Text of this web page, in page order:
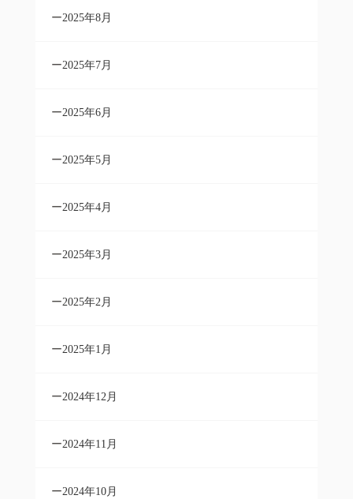
2025年8月
2025年7月
2025年6月
2025年5月
2025年4月
2025年3月
2025年2月
2025年1月
2024年12月
2024年11月
2024年10月